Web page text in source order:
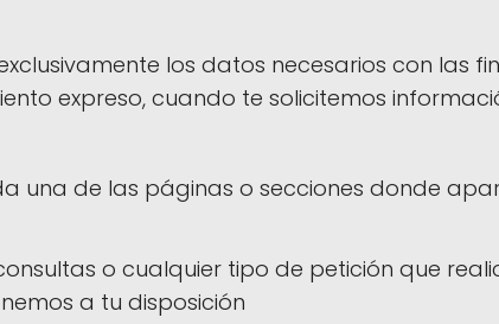
los datos necesarios con las
expreso, cuando te solicitemos
una de las páginas o secciones donde
o cualquier tipo de petición que
a tu disposición